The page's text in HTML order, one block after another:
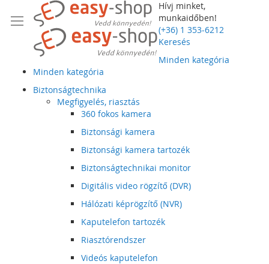
Hívj minket,
munkaidőben!
(+36) 1 353-6212
Keresés
Minden kategória
Minden kategória
Biztonságtechnika
Megfigyelés, riasztás
360 fokos kamera
Biztonsági kamera
Biztonsági kamera tartozék
Biztonságtechnikai monitor
Digitális video rögzítő (DVR)
Hálózati képrögzítő (NVR)
Kaputelefon tartozék
Riasztórendszer
Videós kaputelefon